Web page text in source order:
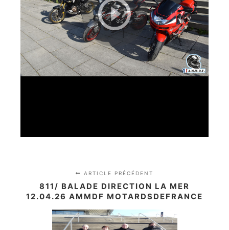
ARTICLE PRÉCÉDENT
811/ BALADE DIRECTION LA MER
12.04.26 AMMDF MOTARDSDEFRANCE